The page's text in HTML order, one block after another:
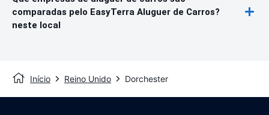
comparadas pelo EasyTerra Aluguer de Carros?
neste local
Início Reino Unido Dorchester